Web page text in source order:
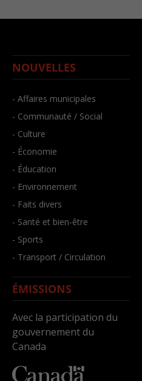
NOUVELLES
- Affaires municipales
- Communauté / Social
- Culture
- Économie
- Éducation
- Environnement
- Faits divers
- Santé et bien-être
- Sports
- Transport / Circulation
ÉMISSIONS
Avec la participation du
gouvernement du
Canada